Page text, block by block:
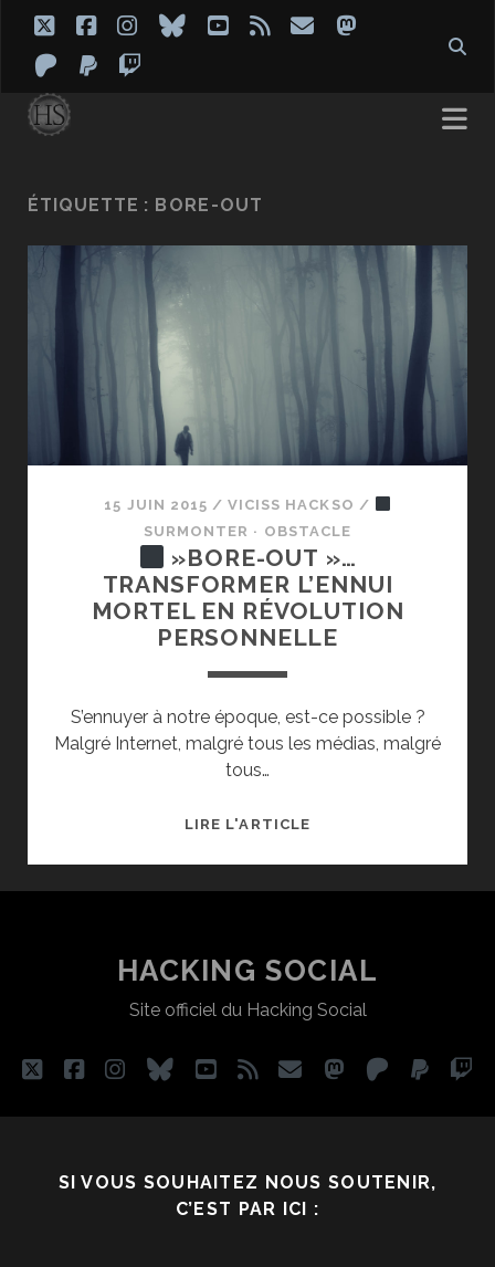
twitterfacebook
instagram
blueskyyoutube
rss emailmastodon
patreon
paypal
ÉTIQUETTE : BORE-OUT
15 JUIN 2015 /VICISS HACKSO /
SURMONTER · OBSTACLE
»BORE-OUT »…
TRANSFORMER L’ENNUI
MORTEL EN RÉVOLUTION
PERSONNELLE
S’ennuyer à notre époque, est-ce possible ?
Malgré Internet, malgré tous les médias, malgré
tous…
LIRE L'ARTICLE
EN
RÉVOLUTION
HACKING SOCIAL
Site officiel du Hacking Social
twitterfacebook
instagram
blueskyyoutube
rss emailmastodon
patreon
SI VOUS SOUHAITEZ NOUS SOUTENIR,
C’EST PAR ICI :